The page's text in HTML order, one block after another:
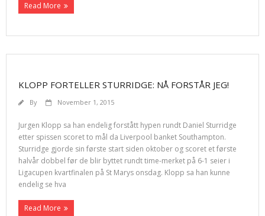
Read More
KLOPP FORTELLER STURRIDGE: NÅ FORSTÅR JEG!
By November 1, 2015
Jurgen Klopp sa han endelig forstått hypen rundt Daniel Sturridge
etter spissen scoret to mål da Liverpool banket Southampton.
Sturridge gjorde sin første start siden oktober og scoret et første
halvår dobbel før de blir byttet rundt time-merket på 6-1 seier i
Ligacupen kvartfinalen på St Marys onsdag. Klopp sa han kunne
endelig se hva
Read More